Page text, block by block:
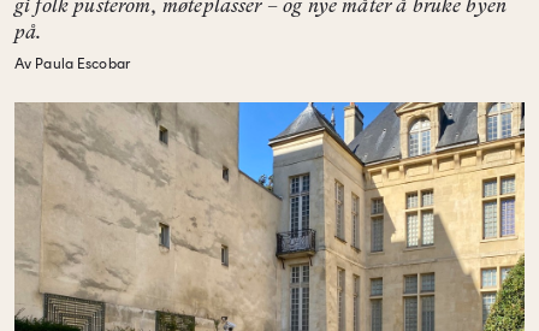
gi folk pusterom, møteplasser – og nye måter å bruke byen
på.
Av Paula Escobar